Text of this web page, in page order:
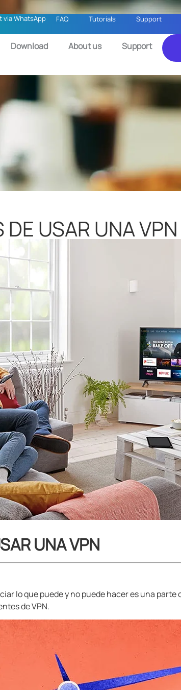
via WhatsApp FAQ Tutorials Support
Download About us Support
DE USAR UNA VPN
UNA VPN
lo que puede y no puede hacer es una
de VPN.